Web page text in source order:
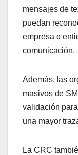
mensajes de
puedan
empresa o
comunicación.
Además, las
masivos de
validación
una mayor
La CRC